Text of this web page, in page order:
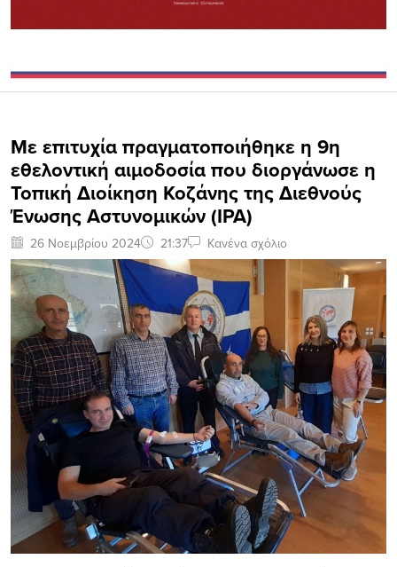
Με επιτυχία πραγματοποιήθηκε η 9η
εθελοντική αιμοδοσία που διοργάνωσε η
Τοπική Διοίκηση Κοζάνης της Διεθνούς
Ένωσης Αστυνομικών (ΙΡΑ)
26 Νοεμβρίου 2024 21:37 Κανένα σχόλιο